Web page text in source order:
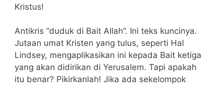
Kristus!
Antikris “duduk di Bait Allah”. Ini teks kuncinya.
Jutaan umat Kristen yang tulus, seperti Hal
Lindsey, mengaplikasikan ini kepada Bait ketiga
yang akan didirikan di Yerusalem. Tapi apakah
itu benar? Pikirkanlah! Jika ada sekelompok